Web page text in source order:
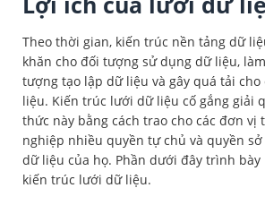
Theo thời gian, kiến trúc nền tảng dữ
khăn cho đối tượng sử dụng dữ liệu,
tượng tạo lập dữ liệu và gây quá tải
liệu. Kiến trúc lưới dữ liệu cố gắng giải
thức này bằng cách trao cho các đơn vị
nghiệp nhiều quyền tự chủ và quyền
dữ liệu của họ. Phần dưới đây trình
kiến trúc lưới dữ liệu.